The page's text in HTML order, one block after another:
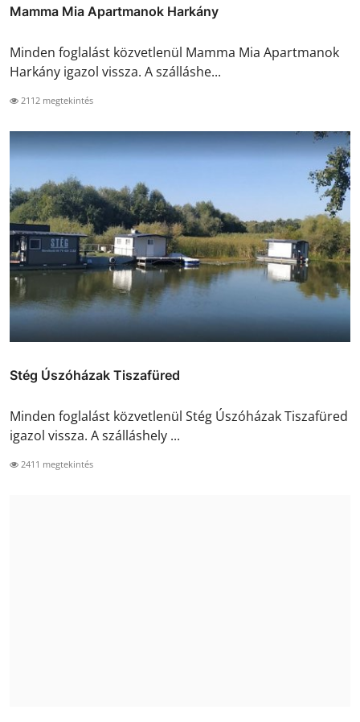
Mamma Mia Apartmanok Harkány
Minden foglalást közvetlenül Mamma Mia Apartmanok
Harkány igazol vissza. A szálláshe...
2112 megtekintés
Stég Úszóházak Tiszafüred
Minden foglalást közvetlenül Stég Úszóházak Tiszafüred
igazol vissza. A szálláshely ...
2411 megtekintés